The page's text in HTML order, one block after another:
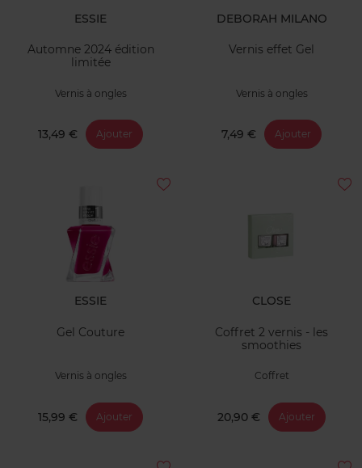
ESSIE
Automne 2024 édition
limitée
Vernis à ongles
13,49 € Ajouter
DEBORAH MILANO
Vernis effet Gel
Vernis à ongles
7,49 € Ajouter
ESSIE
Gel Couture
Vernis à ongles
15,99 € Ajouter
CLOSE
Coffret 2 vernis - les
smoothies
Coffret
20,90 € Ajouter